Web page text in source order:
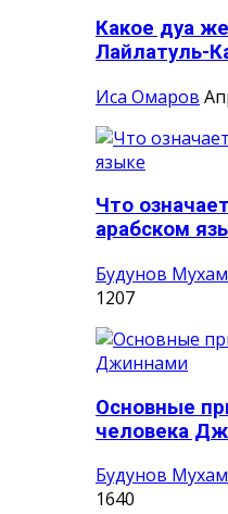
Какое дуа
Лайлатуль-
Иса Омаров
Что
арабском
Будунов
1207
Основные
человека
Будунов
1640